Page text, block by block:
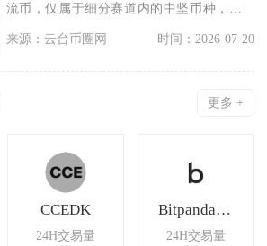
流币，仅属于细分赛道内的中坚币种，介
于主流币边缘与
来源：云台币圈网 时间：2026-07-20
更多 +
CCEDK
24H交易量
Bitpanda Global
24H交易量